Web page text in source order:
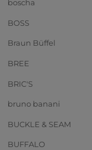
boscha
BOSS
Braun Büffel
BREE
BRIC'S
bruno banani
BUCKLE & SEAM
BUFFALO